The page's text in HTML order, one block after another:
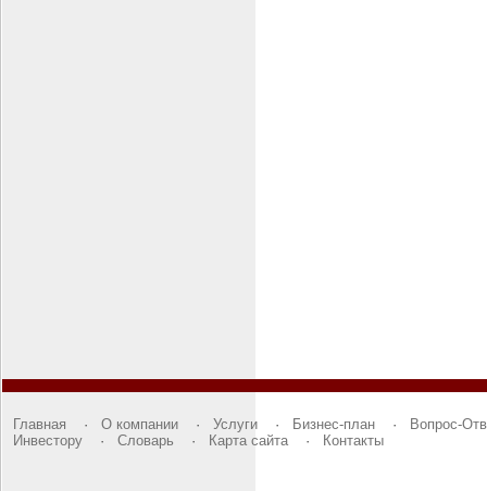
Главная · О компании · Услуги · Бизнес-план ·
Вопрос-
Инвестору · Словарь · Карта сайта· Контакты